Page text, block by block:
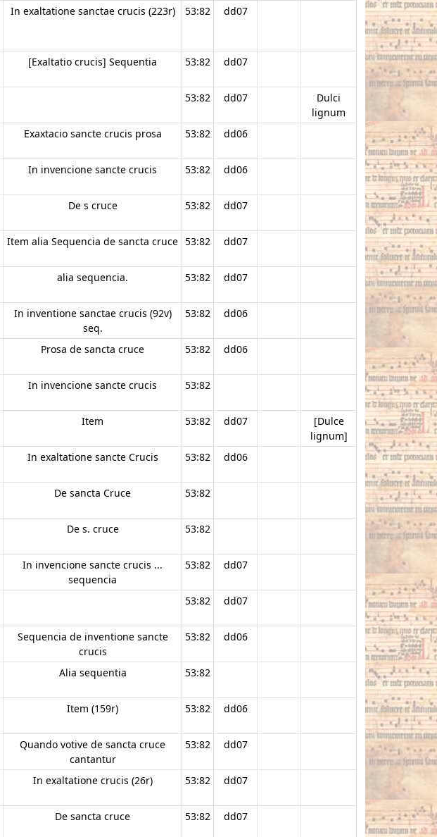
In exaltatione sanctae crucis (223r) 53:82 dd07
[Exaltatio crucis] Sequentia 53:82 dd07
53:82 dd07
Dulci
lignum
Exaxtacio sancte crucis prosa 53:82 dd06
In invencione sancte crucis 53:82 dd06
De s cruce 53:82 dd07
Item alia Sequencia de sancta cruce 53:82 dd07
alia sequencia. 53:82 dd07
In inventione sanctae crucis (92v)
seq.
53:82 dd06
Prosa de sancta cruce 53:82 dd06
In invencione sancte crucis 53:82
Item 53:82 dd07
[Dulce
lignum]
In exaltatione sancte Crucis 53:82 dd06
De sancta Cruce 53:82
De s. cruce 53:82
In invencione sancte crucis ...
sequencia
53:82 dd07
53:82 dd07
Sequencia de inventione sancte
crucis
53:82 dd06
Alia sequentia 53:82
Item (159r) 53:82 dd06
Quando votive de sancta cruce
cantantur
53:82 dd07
In exaltatione crucis (26r) 53:82 dd07
De sancta cruce 53:82 dd07